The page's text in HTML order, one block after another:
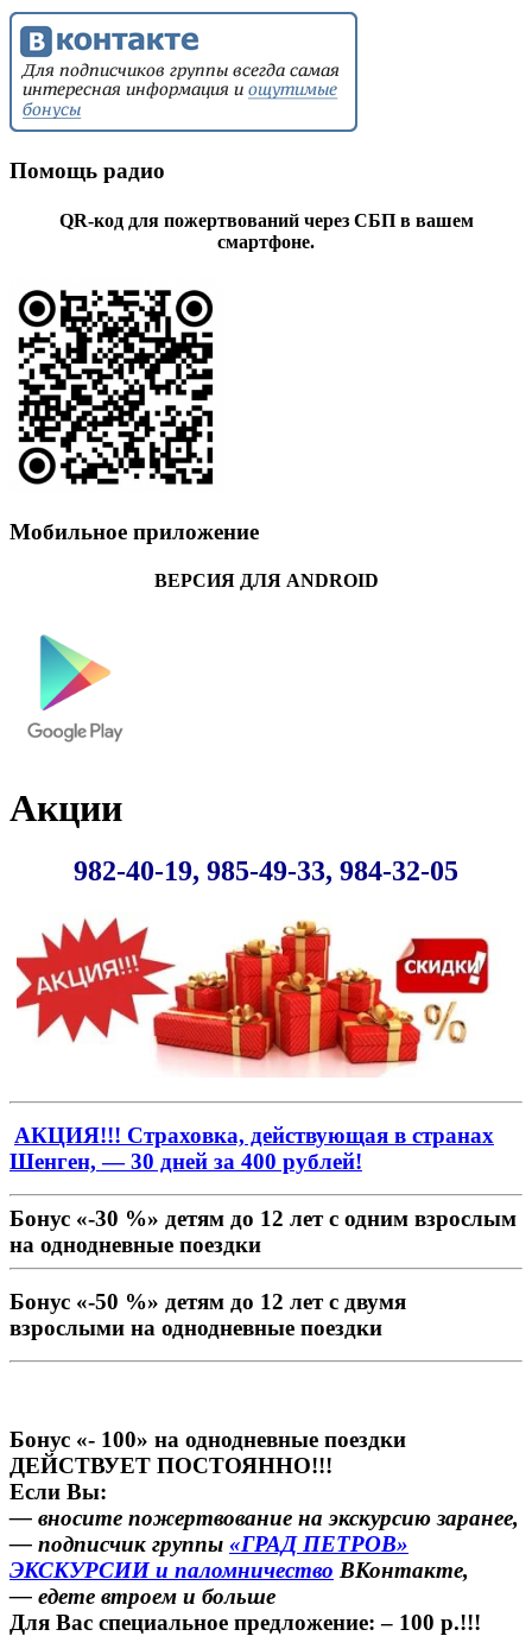
Помощь радио
QR-код для пожертвований через СБП в вашем
смартфоне.
Мобильное приложение
ВЕРСИЯ ДЛЯ ANDROID
Акции
982-40-19, 985-49-33, 984-32-05
АКЦИЯ!!! Страховка, действующая в странах
Шенген, — 30 дней за 400 рублей!
Бонус «-30 %» детям до 12 лет с одним взрослым
на однодневные поездки
Бонус «-50 %» детям до 12 лет с двумя
взрослыми на однодневные поездки
Бонус «- 100» на однодневные поездки
ДЕЙСТВУЕТ ПОСТОЯННО!!!
Если Вы:
— вносите пожертвование на экскурсию заранее,
— подписчик группы «ГРАД ПЕТРОВ»
ЭКСКУРСИИ и паломничество ВКонтакте,
— едете втроем и больше
Для Вас специальное предложение: – 100 р.!!!